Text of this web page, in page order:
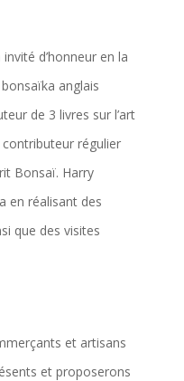
d’honneur en la
anglais
de 3 livres sur l’art
régulier
Bonsaï. Harry
en réalisant des
que des visites
et artisans
et proposerons